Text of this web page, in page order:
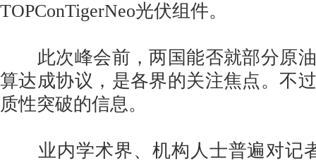
TOPConTigerNeo光伏组件。
此次峰会前，两国能否就部分原油
算达成协议，是各界的关注焦点。不
质性突破的信息。
业内学术界、机构人士普遍对记